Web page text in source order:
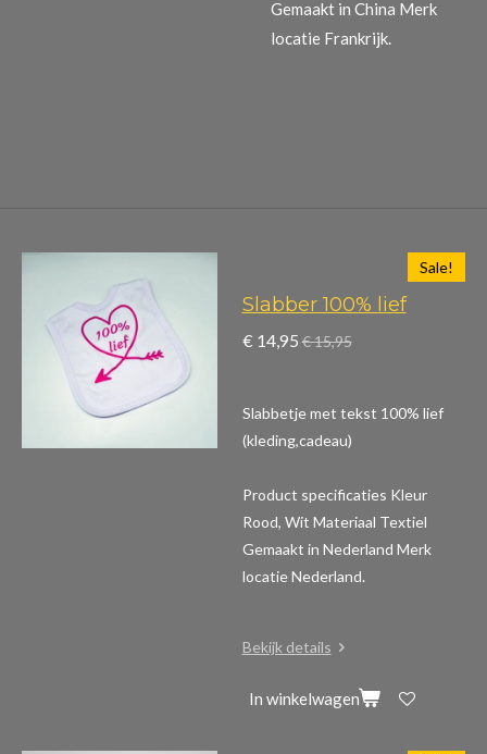
Gemaakt in China Merk
locatie Frankrijk.
Sale!
Slabber 100% lief
€ 14,95 € 15,95
Slabbetje met tekst 100% lief
(kleding,cadeau)
Product specificaties Kleur
Rood, Wit Materiaal Textiel
Gemaakt in Nederland Merk
locatie Nederland.
Bekijk details
In winkelwagen